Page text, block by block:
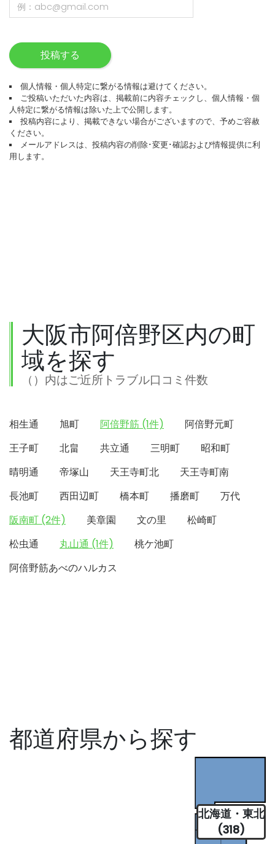
投稿する
個人情報・個人特定に繋がる情報は避けてください。
ご投稿いただいた内容は、掲載前に内容チェックし、個人情報・個
人特定に繋がる情報は除いた上で公開します。
投稿内容により、掲載できない場合がございますので、予めご容赦
ください。
メールアドレスは、投稿内容の削除･変更･確認および情報提供に利
用します。
大阪市阿倍野区内の町
域を探す
（）内はご近所トラブル口コミ件数
相生通 旭町 阿倍野筋 (1件)
阿倍野元町
王子町
北畠 共立通 三明町
昭和町
晴明通
帝塚山 天王寺町北
天王寺町南
長池町
西田辺町 橋本町 播磨町
万代
阪南町 (2件)
美章園 文の里
松崎町
松虫通
丸山通 (1件)
桃ケ池町
阿倍野筋あべのハルカス
都道府県から探す
北海道・東北
(318)